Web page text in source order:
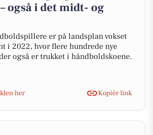
også i det midt- og
er på landsplan vokset
i 2022, hvor flere hundrede nye
også er trukket i håndboldskoene.
her
Kopiér link